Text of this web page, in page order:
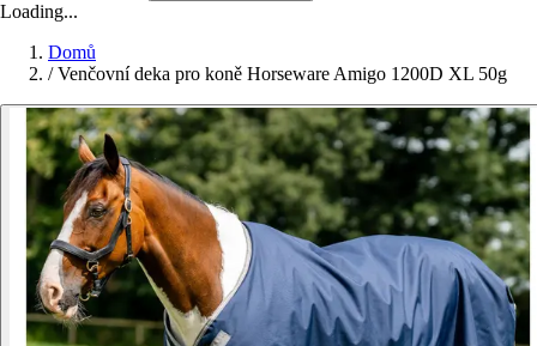
Loading...
Domů
/ Venčovní deka pro koně Horseware Amigo 1200D XL 50g